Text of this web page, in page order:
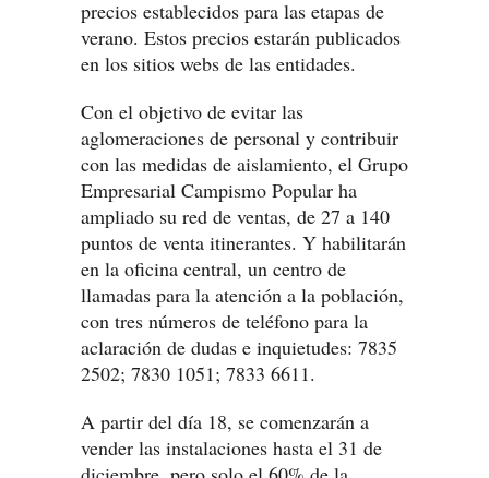
precios establecidos para las etapas de
verano. Estos precios estarán publicados
en los sitios webs de las entidades.
Con el objetivo de evitar las
aglomeraciones de personal y contribuir
con las medidas de aislamiento, el Grupo
Empresarial Campismo Popular ha
ampliado su red de ventas, de 27 a 140
puntos de venta itinerantes. Y habilitarán
en la oficina central, un centro de
llamadas para la atención a la población,
con tres números de teléfono para la
aclaración de dudas e inquietudes: 7835
2502; 7830 1051; 7833 6611.
A partir del día 18, se comenzarán a
vender las instalaciones hasta el 31 de